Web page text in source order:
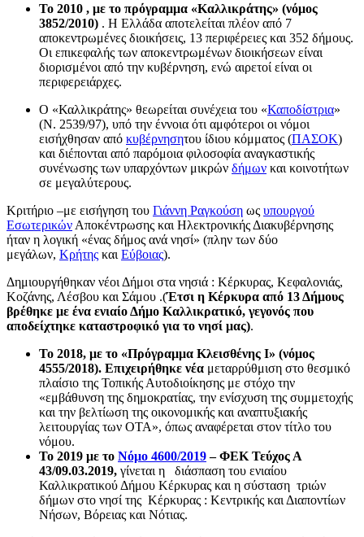
Το 2010 , με το πρόγραμμα «Καλλικράτης» (νόμος
3852/2010) . Η Ελλάδα αποτελείται πλέον από 7
αποκεντρωμένες διοικήσεις, 13 περιφέρειες και 352 δήμους.
Οι επικεφαλής των αποκεντρωμένων διοικήσεων είναι
διορισμένοι από την κυβέρνηση, ενώ αιρετοί είναι οι
περιφερειάρχες.
Ο «Καλλικράτης» θεωρείται συνέχεια του «Καποδίστρια»
(Ν. 2539/97), υπό την έννοια ότι αμφότεροι οι νόμοι
εισήχθησαν από κυβέρνησητου ίδιου κόμματος (ΠΑΣΟΚ)
και διέπονται από παρόμοια φιλοσοφία αναγκαστικής
συνένωσης των υπαρχόντων μικρών δήμων και κοινοτήτων
σε μεγαλύτερους.
Κριτήριο –με εισήγηση του Γιάννη Ραγκούση ως υπουργού
Εσωτερικών Αποκέντρωσης και Ηλεκτρονικής Διακυβέρνησης
ήταν η λογική «ένας δήμος ανά νησί» (πλην των δύο
μεγάλων, Κρήτης και Εύβοιας).
Δημιουργήθηκαν νέοι Δήμοι στα νησιά : Κέρκυρας, Κεφαλονιάς,
Κοζάνης, Λέσβου και Σάμου .(Έτσι η Κέρκυρα από 13 Δήμους
βρέθηκε με ένα ενιαίο Δήμο Καλλικρατικό, γεγονός που
αποδείχτηκε καταστροφικό για το νησί μας).
Το 2018, με το «Πρόγραμμα Κλεισθένης Ι» (νόμος
4555/2018). Επιχειρήθηκε νέα μεταρρύθμιση στο θεσμικό
πλαίσιο της Τοπικής Αυτοδιοίκησης με στόχο την
«εμβάθυνση της δημοκρατίας, την ενίσχυση της συμμετοχής
και την βελτίωση της οικονομικής και αναπτυξιακής
λειτουργίας των ΟΤΑ», όπως αναφέρεται στον τίτλο του
νόμου.
Το 2019 με το Νόμο 4600/2019– ΦΕΚ Τεύχος Α
43/09.03.2019, γίνεται η διάσπαση του ενιαίου
Καλλικρατικού Δήμου Κέρκυρας και η σύσταση τριών
δήμων στο νησί της Κέρκυρας : Κεντρικής και Διαποντίων
Νήσων, Βόρειας και Νότιας.